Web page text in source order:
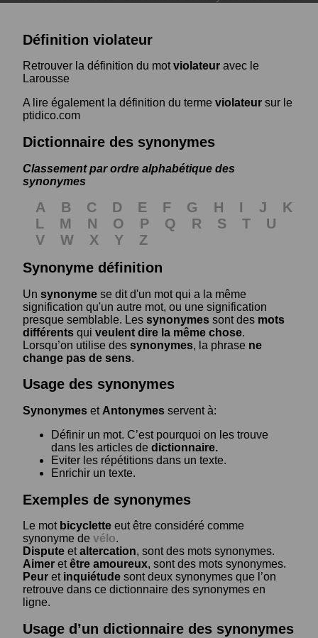
Définition violateur
Retrouver la définition du motviolateur avec le
Larousse
A lire également la définition du terme violateur sur le
ptidico.com
Dictionnaire des synonymes
Classement par ordre alphabétique des
synonymes
A B C D E F G H I J
K
L
M N O P Q R S T
U
V
W X Y
Z
Synonyme définition
Un synonyme se dit d'un mot qui a la même
signification qu'un autre mot, ou une signification
presque semblable. Les synonymes sont des mots
différents qui veulent dire la même chose.
Lorsqu’on utilise des synonymes, la phrase ne
change pas de sens.
Usage des synonymes
Synonymes et Antonymes servent à:
Définir un mot. C’est pourquoi on les trouve
dans les articles de dictionnaire.
Eviter les répétitions dans un texte.
Enrichir un texte.
Exemples de synonymes
Le mot bicyclette eut être considéré comme
synonyme de vélo.
Dispute etaltercation, sont des mots synonymes.
Aimer etêtre amoureux, sont des mots synonymes.
Peur et inquiétude sont deux synonymes que l’on
retrouve dans ce dictionnaire des synonymes en
ligne.
Usage d’un dictionnaire des synonymes